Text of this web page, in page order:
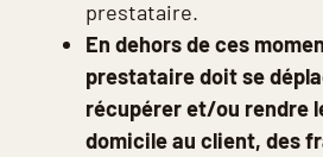
prestataire.
En dehors de ces
prestataire doit se
récupérer et/ou rendre
domicile au client, des